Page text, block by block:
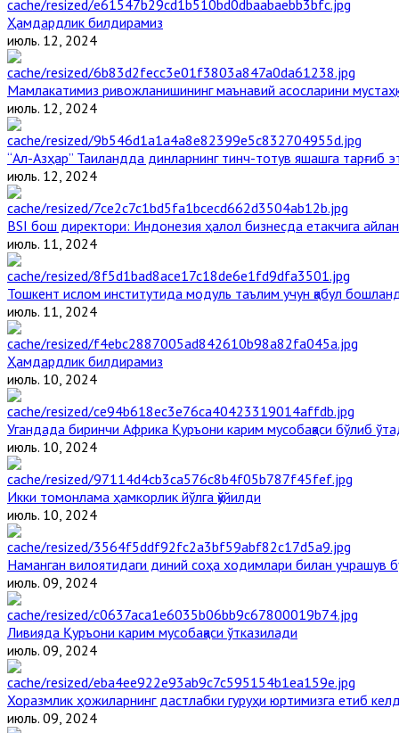
Ҳамдардлик билдирамиз
июль. 12, 2024
Мамлакатимиз ривожланишининг маънавий асосларини
июль. 12, 2024
“Ал-Азҳар” Таиландда динларнинг тинч-тотув яшашга тарғиб
июль. 12, 2024
BSI бош директори: Индонезия ҳалол бизнесда етакчига
июль. 11, 2024
Тошкент ислом институтида модуль таълим учун қабул
июль. 11, 2024
Ҳамдардлик билдирамиз
июль. 10, 2024
Угандада биринчи Aфрика Қуръони карим мусобақаси бўлиб
июль. 10, 2024
Икки томонлама ҳамкорлик йўлга қўйилди
июль. 10, 2024
Наманган вилоятидаги диний соҳа ходимлари билан учрашув
июль. 09, 2024
Ливияда Қуръони карим мусобақаси ўтказилади
июль. 09, 2024
Хоразмлик ҳожиларнинг дастлабки гуруҳи юртимизга етиб
июль. 09, 2024